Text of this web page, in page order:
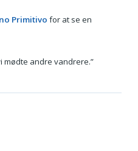
Primitivo for at se en
mødte andre vandrere.”